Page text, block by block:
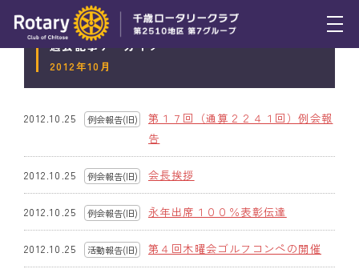
トピックス
理事会報告
スケジュール
年間プログラム
過去記事アーカイブ
2012年10月
2012.10.25 例会報告(旧)
第１７回（通算２２４１回）例会報
告
2012.10.25 例会報告(旧) 会長挨拶
2012.10.25 例会報告(旧) 永年出席１００％表彰伝達
2012.10.25 活動報告(旧) 第４回木曜会ゴルフコンペの開催